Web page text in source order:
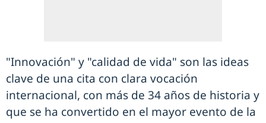
"Innovación" y "calidad de vida" son las ideas
clave de una cita con clara vocación
internacional, con más de 34 años de historia y
que se ha convertido en el mayor evento de la